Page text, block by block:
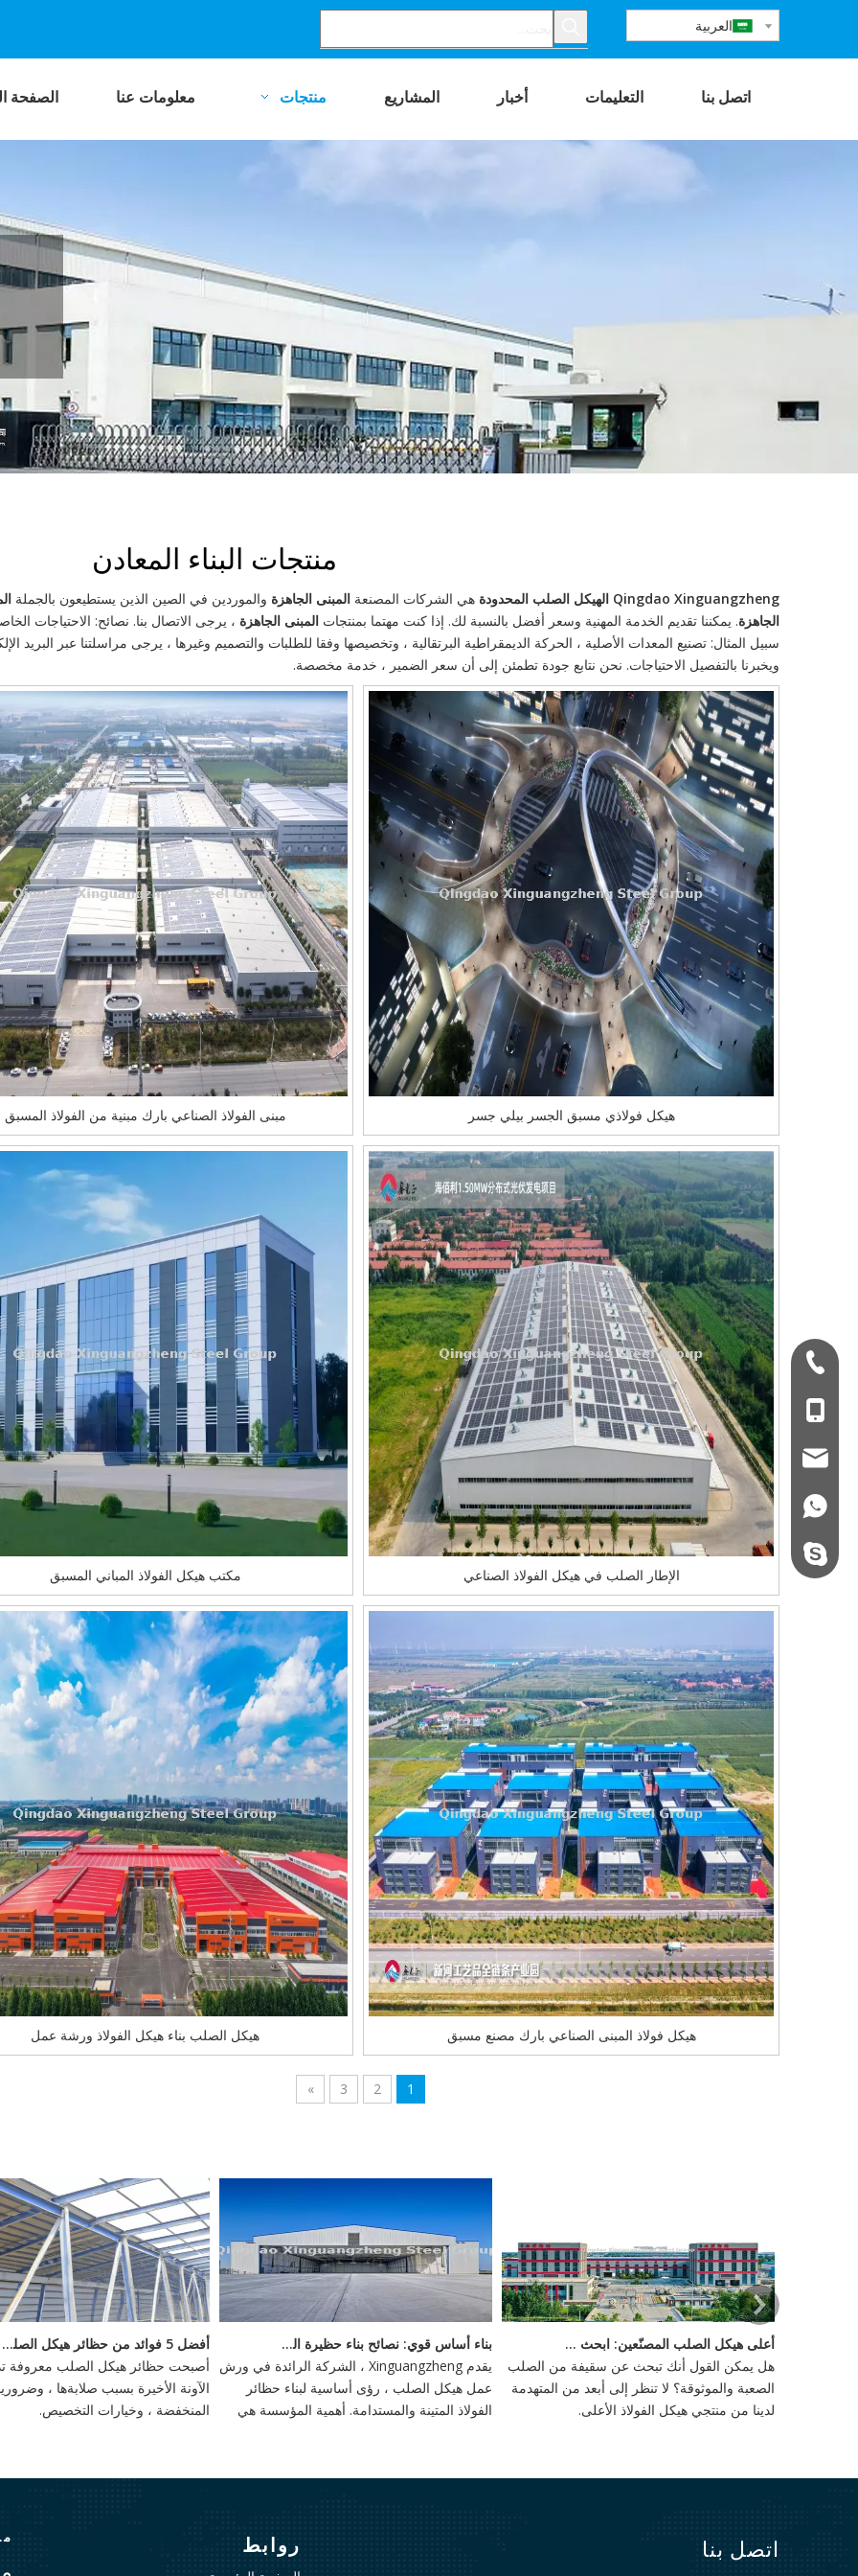
العربية
اتصل بنا التعليمات أخبار المشاريع منتجات معلومات عنا الصفحة
منتجات البناء المعادن
Qingdao Xinguangzheng الهيكل الصلب المحدودة هي الشركات المصنعة المبنى الجاهزة والموردين في الصين الذين يستطيعون بالجملة
الجاهزة. يمكننا تقديم الخدمة المهنية وسعر أفضل بالنسبة لك. إذا كنت مهتما بمنتجات المبنى الجاهزة ، يرجى الاتصال بنا. نصائح: الاحتياجات
سبيل المثال: تصنيع المعدات الأصلية ، الحركة الديمقراطية البرتقالية ، وتخصيصها وفقا للطلبات والتصميم وغيرها ، يرجى مراسلتنا عبر البريد
ويخبرنا بالتفصيل الاحتياجات. نحن نتابع جودة تطمئن إلى أن سعر الضمير ، خدمة مخصصة.
هيكل فولاذي مسبق الجسر بيلي جسر مبنى الفولاذ الصناعي بارك مبنية من الفولاذ المسبق
الإطار الصلب في هيكل الفولاذ الصناعي مكتب هيكل الفولاذ المباني المسبق
هيكل فولاذ المبنى الصناعي بارك مصنع مسبق هيكل الصلب بناء هيكل الفولاذ ورشة عمل
1
2
3
»
أفضل 5 فوائد من حظائر هيكل الصلب - استثمار دائم
أصبحت حظائر هيكل الصلب معروفة
الآونة الأخيرة بسبب صلابةها ،
المنخفضة ، وخيارات التخصيص.
بناء أساس قوي: نصائح بناء حظيرة الصلب
يقدم Xinguangzheng ، الشركة الرائدة في ورش
عمل هيكل الصلب ، رؤى أساسية لبناء حظائر
الفولاذ المتينة والمستدامة. أهمية المؤسسة هي
القوى الخارجية.
أعلى هيكل الصلب المصنّعين: ابحث عن سقيفك المثالي للبيع
هل يمكن القول أنك تبحث عن سقيفة من الصلب
الصعبة والموثوقة؟ لا تنظر إلى أبعد من المتهدمة
لدينا من منتجي هيكل الفولاذ الأعلى.
<
+ 86-532-
+86 -
+86 -
روابط اتصل بنا